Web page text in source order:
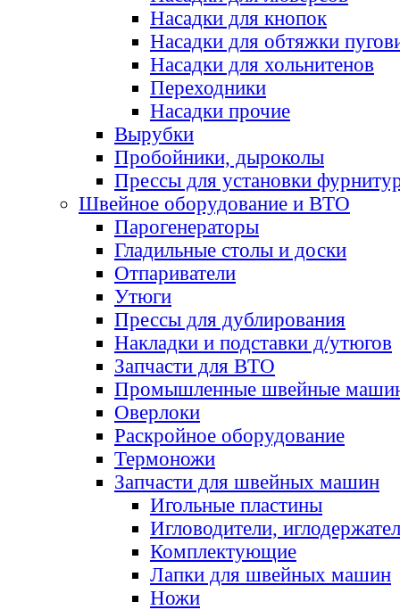
Насадки для кнопок
Насадки для обтяжки
Насадки для хольнитенов
Переходники
Насадки прочие
Вырубки
Пробойники, дыроколы
Прессы для установки
Швейное оборудование и ВТО
Парогенераторы
Гладильные столы и доски
Отпариватели
Утюги
Прессы для дублирования
Накладки и подставки д/утюгов
Запчасти для ВТО
Промышленные швейные
Оверлоки
Раскройное оборудование
Термоножи
Запчасти для швейных машин
Игольные пластины
Игловодители,
Комплектующие
Лапки для швейных машин
Ножи